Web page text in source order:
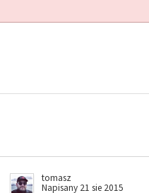
tomasz
Napisany 21 sie 2015